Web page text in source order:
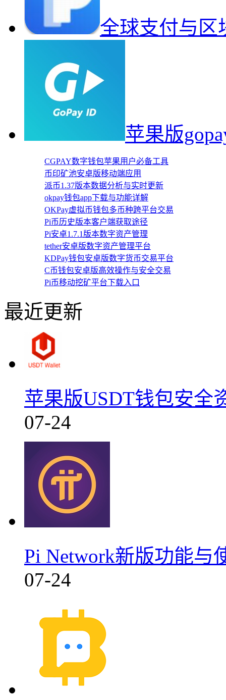
全球支付与区
苹果版
CGPAY数字钱包苹果用户必备工具
币印矿池安卓版移动端应用
派币1.37版本数据分析与实时更新
okpay钱包app下载与功能详解
OKPay虚拟币钱包多币种跨平台交易
Pi币历史版本客户端获取途径
Pi安卓1.7.1版本数字资产管理
tether安卓版数字资产管理平台
KDPay钱包安卓版数字货币交易平台
C币钱包安卓版高效操作与安全交易
Pi币移动挖矿平台下载入口
最近更新
苹果版USDT钱包安全
07-24
Pi Network新版功能与
07-24